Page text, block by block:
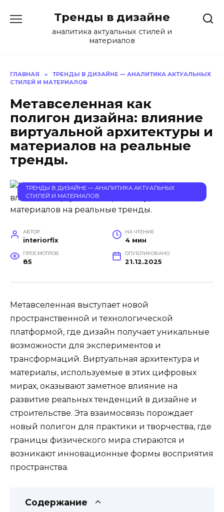
содержанию
Тренды в дизайне
аналитика актуальных стилей и
материалов
ГЛАВНАЯ »
ТРЕНДЫ В ДИЗАЙНЕ — АНАЛИТИКА АКТУАЛЬНЫХ
СТИЛЕЙ И МАТЕРИАЛОВ
Метавселенная как
полигон дизайна: влияние
виртуальной архитектуры и
материалов на реальные
тренды.
ТРЕНДЫ В ДИЗАЙНЕ — АНАЛИТИКА АКТУАЛЬНЫХ
СТИЛЕЙ И МАТЕРИАЛОВ
АВТОР
interiorfix
НА ЧТЕНИЕ
4 мин
ПРОСМОТРОВ
85
ОПУБЛИКОВАНО
21.12.2025
Метавселенная выступает новой
пространственной и технологической
платформой, где дизайн получает уникальные
возможности для экспериментов и
трансформаций. Виртуальная архитектура и
материалы, используемые в этих цифровых
мирах, оказывают заметное влияние на
развитие реальных тенденций в дизайне и
строительстве. Эта взаимосвязь порождает
новый полигон для практики и творчества, где
границы физического мира стираются и
возникают инновационные формы восприятия
пространства.
Содержание